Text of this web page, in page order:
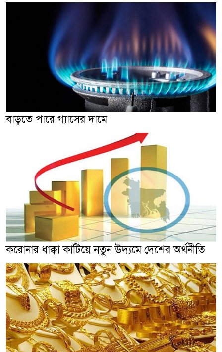
বাড়তে পারে গ্যাসের দামে
করোনার ধাক্কা কাটিয়ে নতুন উদ্যমে দেশের অর্থনীতি